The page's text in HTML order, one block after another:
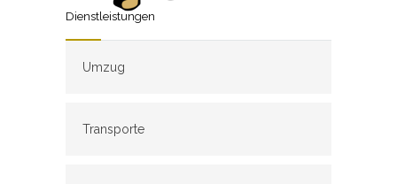
Dienstleistungen
Umzug
Transporte